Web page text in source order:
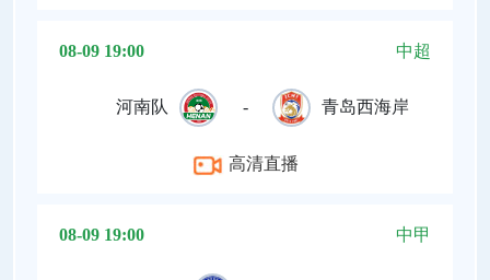
08-09 19:00 中超
河南队 - 青岛西海岸
高清直播
08-09 19:00 中甲